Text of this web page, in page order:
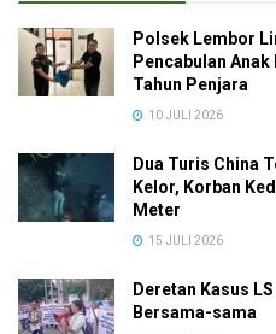
Polsek Lembor
Pencabulan
Tahun Penjara
10 JULI 2026
Dua Turis China
Kelor, Korban
Meter
15 JULI 2026
Deretan Kasus
Bersama-sama